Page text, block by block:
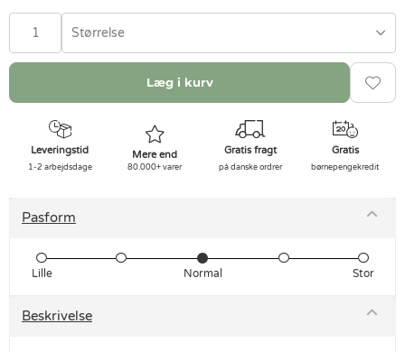
Størrelse
Læg i kurv
Leveringstid
1-2 arbejdsdage
Mere end
80.000+ varer
Gratis fragt
på danske ordrer
Gratis
børnepengekredit
Pasform
Lille Normal Stor
Beskrivelse